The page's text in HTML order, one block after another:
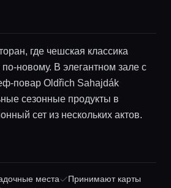
где чешская классика
новому. В элегантном зале с
повар Oldřich Sahajdák
сезонные продукты в
сет из нескольких актов.
места
Принимают карты